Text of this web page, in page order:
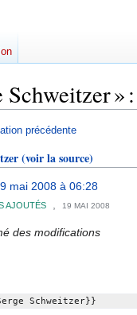
Schweitzer
précédente
(voir la source)
mai 2008 à 06:28
AJOUTÉS 19 MAI 2008
des modifications
Schweitzer}}